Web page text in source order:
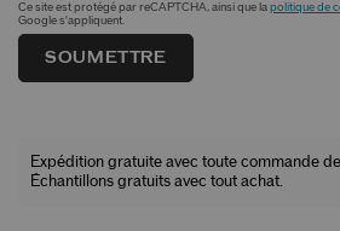
Ce site est protégé par reCAPTCHA, ainsi que la politique de
Google s'appliquent.
SOUMETTRE
Expédition gratuite avec toute commande
Échantillons gratuits avec tout achat.